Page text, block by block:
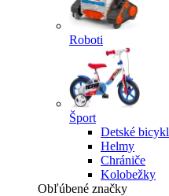
Roboti
Šport
Detské
Helmy
Chrániče
Kolobežky
Obľúbené značky